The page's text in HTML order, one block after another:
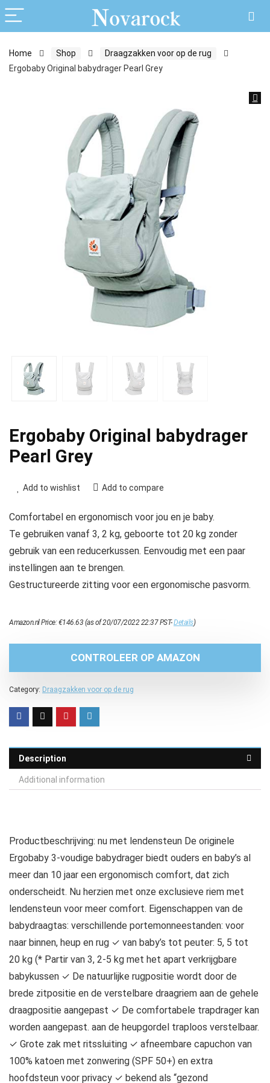
Home Shop
Draagzakken voor op de rug
Ergobaby Original babydrager Pearl Grey
Ergobaby Original babydrager
Pearl Grey
Add to wishlist Add to compare
Comfortabel en ergonomisch voor jou en je baby.
Te gebruiken vanaf 3, 2 kg, geboorte tot 20 kg zonder
gebruik van een reducerkussen. Eenvoudig met een paar
instellingen aan te brengen.
Gestructureerde zitting voor een ergonomische pasvorm.
Amazon.nl Price:€146.63 (as of 20/07/2022 22:37 PST-Details)
CONTROLEER OP AMAZON
Category: Draagzakken voor op de rug
Description
Additional information
Productbeschrijving: nu met lendensteun De originele
Ergobaby 3-voudige babydrager biedt ouders en baby’s al
meer dan 10 jaar een ergonomisch comfort, dat zich
onderscheidt. Nu herzien met onze exclusieve riem met
lendensteun voor meer comfort. Eigenschappen van de
babydraagtas: verschillende portemonneestanden: voor
naar binnen, heup en rug ✓ van baby’s tot peuter: 5, 5 tot
20 kg (* Partir van 3, 2-5 kg met het apart verkrijgbare
babykussen ✓ De natuurlijke rugpositie wordt door de
brede zitpositie en de verstelbare draagriem aan de gehele
draagpositie aangepast ✓ De comfortabele trapdrager kan
worden aangepast. aan de heupgordel traploos verstelbaar.
✓ Grote zak met ritssluiting ✓ afneembare capuchon van
100% katoen met zonwering (SPF 50+) en extra
hoofdsteun voor privacy ✓ bekend als “gezond